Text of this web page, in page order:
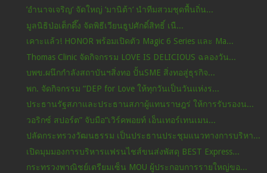
’อำนาจเจริญ‘ จัดใหญ่ ‘มานิต้า‘ นำทีมสวมชุดพื้นถิ่น...
มูลนิธิป่อเต็กตึ๊ง จัดพิธีเวียนธูปศักดิ์สิทธิ์ เนื...
เคาะแล้ว! HONOR พร้อมเปิดตัว Magic 6 Series และ Ma...
Thomas Clinic จัดกิจกรรม LOVE IS DELICIOUS ฉลองวัน...
บพข.ผนึกกำลังสถาบันฯสิ่งทอ ปั้นSME สิ่งทอสู่ธุรกิจ...
พก. จัดกิจกรรม “DEP for Love ให้ทุกวันเป็นวันแห่งร...
ประธานรัฐสภาและประธานสภาผู้แทนราษฎร่ ให้การรับรองน...
วอริกซ์ สปอร์ต” จับมือ“เวิร์คพอยท์ เอ็นเทอร์เทนเมน...
ปลัดกระทรวงวัฒนธรรม เป็นประธานประชุมแนวทางการบริหา...
เปิดมุมมองการบริหารแฟรนไชส์ขนส่งพัสดุ BEST Express...
กระทรวงพาณิชย์เตรียมเซ็น MOU ผู้ประกอบการรายใหญ่ขอ...